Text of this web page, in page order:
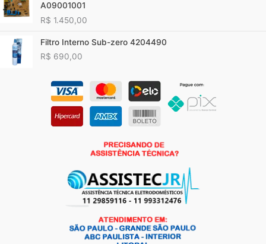
A09001001
R$ 1.450,00
Filtro Interno Sub-zero 4204490
R$ 690,00